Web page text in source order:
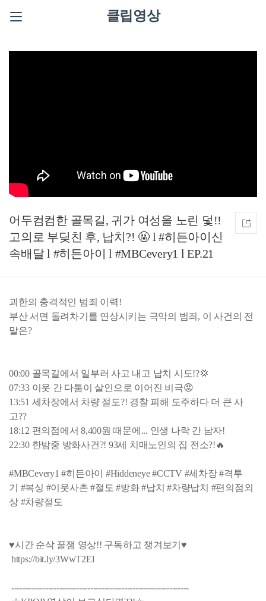
클립영상
어두컴컴한 골목길, 귀가 여성을 노린 덫!!
고의로 부딪친 후, 납치?! 🤬 l #히든아이신
속배달 l #히든아이 l #MBCevery1 l EP.21
괴한의 충격적인 범죄 이력!
부산 서면 돌려차기를 연상시키는 극악의 범죄, 이 사건의 전
말은?
00:00 골목길에서 일부러 사고 내고 납치 시도!?💢
07:33 이웃 간 다툼이 살인으로 이어진 비극😡
13:51 세차장에서 차량 절도?! 경찰 피해 도주하다 더 큰 사
고??
18:12 편의점에서 8,400원 때문에... 인생 나락 간 남자!
22:30 한밤중 방화사건?! 93세 치매노인의 집 전소?!🔥
#MBCevery1 #히든아이 #Hiddeneye #CCTV #세차장 #격투
기 #복싱 #이웃사촌 #절도 #방화 #납치 #차량납치 #편의점외
상 #차량절도
♥시간 순삭 꿀잼 영상!! 구독하고 챙겨보기♥
https://bit.ly/3WwT2El
---------------------------------------------------------------